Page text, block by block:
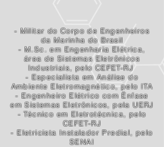
- Militar do Corpo de Engenheiros
da Marinha do Brasil
- M.Sc. em Engenharia Elétrica,
área de Sistemas Eletrônicos
Industriais, pelo CEFET-RJ
- Especialista em Análise do
Ambiente Eletromagnético, pelo ITA
- Engenheiro Elétrico com Ênfase
em Sistemas Eletrônicos, pela UERJ
- Técnico em Eletrotécnica, pelo
CEFET-RJ
- Eletricista Instalador Predial, pelo
SENAI